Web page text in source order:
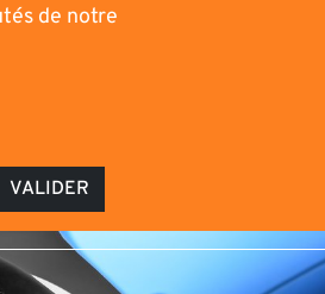
de notre
VALIDER